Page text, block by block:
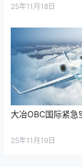
25年11月18日
大冶OBC国际紧急
25年11月19日